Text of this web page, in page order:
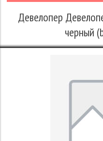
Девелопер
черный